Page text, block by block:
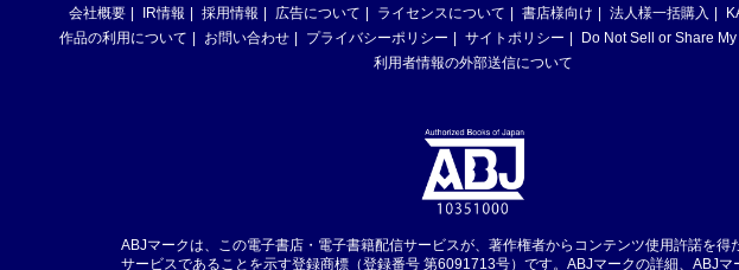
会社概要 IR情報 採用情報 広告について ライセンスについて 書店様向け 法人様一括購入
作品の利用について
お問い合わせ プライバシーポリシー サイトポリシー
Do Not Sell or Share
利用者情報の外部送信について
ABJマークは、この電子書店・電子書籍配信サービスが、著作権者からコンテンツ使用許諾を得
サービスであることを示す登録商標（登録番号 第6091713号）です。ABJマークの詳細、ABJマ